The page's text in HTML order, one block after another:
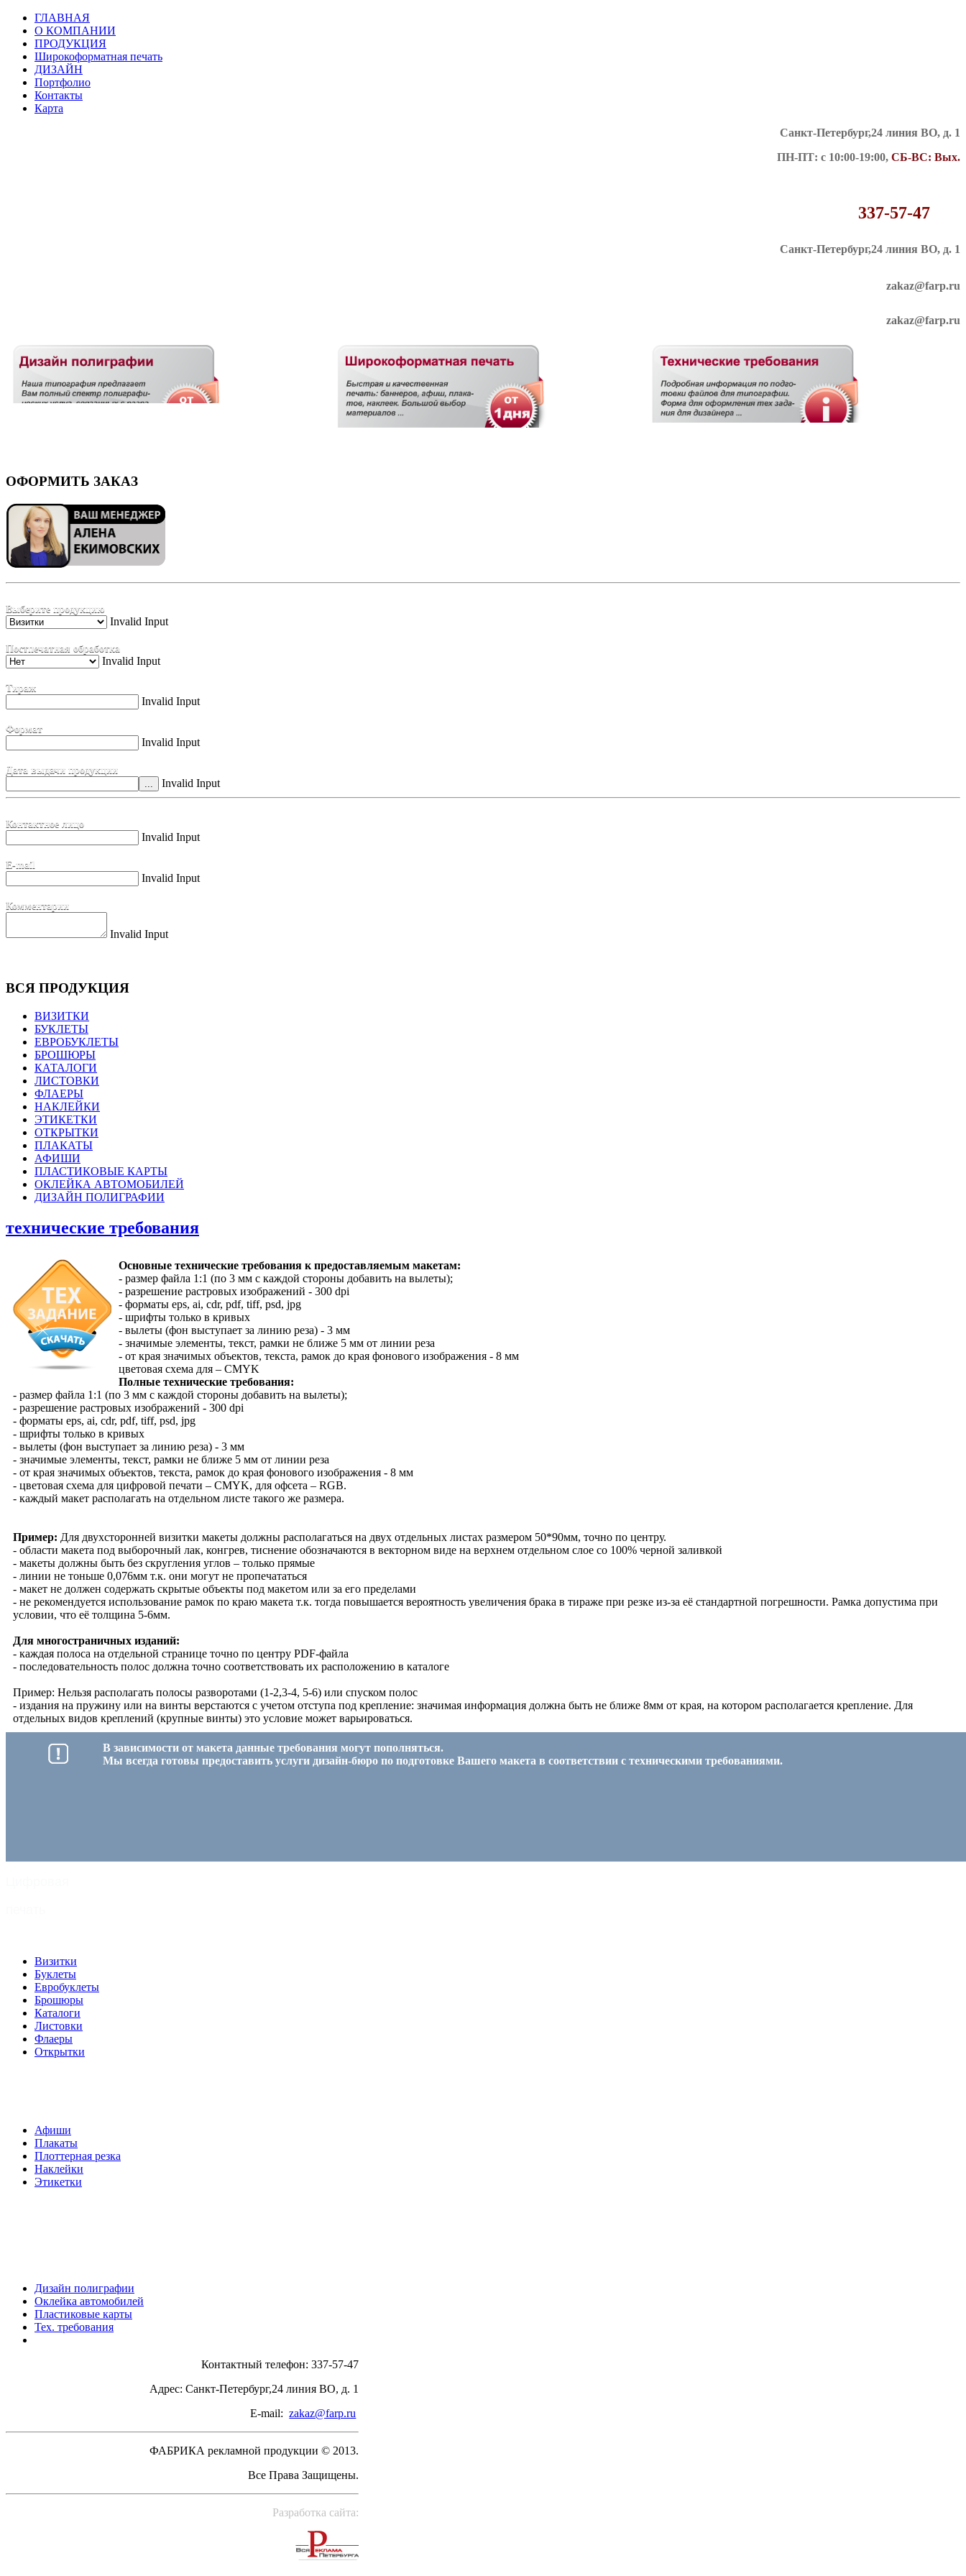
ГЛАВНАЯ
О КОМПАНИИ
ПРОДУКЦИЯ
Широкоформатная печать
ДИЗАЙН
Портфолио
Контакты
Карта
Санкт-Петербург,24 линия ВО, д. 1
ПН-ПТ: c 10:00-19:00, СБ-ВС: Вых.
337-57-47
Санкт-Петербург,24 линия ВО, д. 1
zakaz@farp.ru
zakaz@farp.ru
ОФОРМИТЬ ЗАКАЗ
Выберите продукцию
Invalid Input
Постпечатная обработка
Invalid Input
Тираж
Invalid Input
Формат
Invalid Input
Дата выдачи продукции
Invalid Input
Контактное лицо
Invalid Input
E-mail
Invalid Input
Комментарии
Invalid Input
ВСЯ ПРОДУКЦИЯ
ВИЗИТКИ
БУКЛЕТЫ
ЕВРОБУКЛЕТЫ
БРОШЮРЫ
КАТАЛОГИ
ЛИСТОВКИ
ФЛАЕРЫ
НАКЛЕЙКИ
ЭТИКЕТКИ
ОТКРЫТКИ
ПЛАКАТЫ
АФИШИ
ПЛАСТИКОВЫЕ КАРТЫ
ОКЛЕЙКА АВТОМОБИЛЕЙ
ДИЗАЙН ПОЛИГРАФИИ
технические требования
Основные технические требования к предоставляемым макетам:
- размер файла 1:1 (по 3 мм с каждой стороны добавить на вылеты);
- разрешение растровых изображений - 300 dpi
- форматы eps, ai, cdr, pdf, tiff, psd, jpg
- шрифты только в кривых
- вылеты (фон выступает за линию реза) - 3 мм
- значимые элементы, текст, рамки не ближе 5 мм от линии реза
- от края значимых объектов, текста, рамок до края фонового изображения - 8 мм
цветовая схема для – CMYK
Полные технические требования:
- размер файла 1:1 (по 3 мм с каждой стороны добавить на вылеты);
- разрешение растровых изображений - 300 dpi
- форматы eps, ai, cdr, pdf, tiff, psd, jpg
- шрифты только в кривых
- вылеты (фон выступает за линию реза) - 3 мм
- значимые элементы, текст, рамки не ближе 5 мм от линии реза
- от края значимых объектов, текста, рамок до края фонового изображения - 8 мм
- цветовая схема для цифровой печати – CMYK, для офсета – RGB.
- каждый макет располагать на отдельном листе такого же размера.
Пример: Для двухсторонней визитки макеты должны располагаться на двух отдельных листах размером 50*90мм, точно по центру.
- области макета под выборочный лак, конгрев, тиснение обозначаются в векторном виде на верхнем отдельном слое со 100% черной заливкой
- макеты должны быть без скругления углов – только прямые
- линии не тоньше 0,076мм т.к. они могут не пропечататься
- макет не должен содержать скрытые объекты под макетом или за его пределами
- не рекомендуется использование рамок по краю макета т.к. тогда повышается вероятность увеличения брака в тираже при резке из-за её стандартной погрешности. Рамка допустима при
условии, что её толщина 5-6мм.
Для многостраничных изданий:
- каждая полоса на отдельной странице точно по центру PDF-файла
- последовательность полос должна точно соответствовать их расположению в каталоге
Пример: Нельзя располагать полосы разворотами (1-2,3-4, 5-6) или спуском полос
- издания на пружину или на винты верстаются с учетом отступа под крепление: значимая информация должна быть не ближе 8мм от края, на котором располагается крепление. Для
отдельных видов креплений (крупные винты) это условие может варьироваться.
В зависимости от макета данные требования могут пополняться.
Мы всегда готовы предоставить услуги дизайн-бюро по подготовке Вашего макета в соответствии с техническими требованиями.
Визитки
Буклеты
Евробуклеты
Брошюры
Каталоги
Листовки
Флаеры
Открытки
Афиши
Плакаты
Плоттерная резка
Наклейки
Этикетки
Дизайн полиграфии
Оклейка автомобилей
Пластиковые карты
Тех. требования
Контактный телефон: 337-57-47
Адрес: Санкт-Петербург,24 линия ВО, д. 1
E-mail:zakaz@farp.ru
ФАБРИКА рекламной продукции © 2013.
Все Права Защищены.
Разработка сайта: